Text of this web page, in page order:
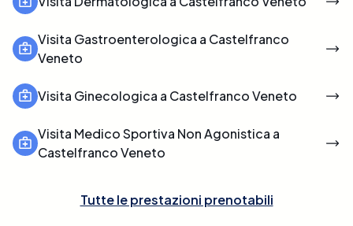
Visita Gastroenterologica a Castelfranco
Veneto
Visita Ginecologica a Castelfranco Veneto
Visita Medico Sportiva Non Agonistica a
Castelfranco Veneto
Tutte le prestazioni prenotabili